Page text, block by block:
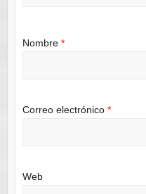
Nombre *
Correo electrónico *
Web